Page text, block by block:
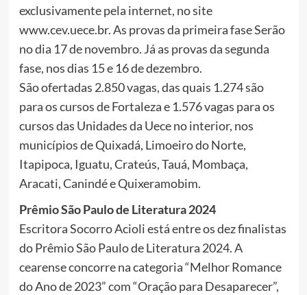
exclusivamente pela internet, no site
www.cev.uece.br. As provas da primeira fase Serão
no dia 17 de novembro. Já as provas da segunda
fase, nos dias 15 e 16 de dezembro.
São ofertadas 2.850 vagas, das quais 1.274 são
para os cursos de Fortaleza e 1.576 vagas para os
cursos das Unidades da Uece no interior, nos
municípios de Quixadá, Limoeiro do Norte,
Itapipoca, Iguatu, Crateús, Tauá, Mombaça,
Aracati, Canindé e Quixeramobim.
Prêmio São Paulo de Literatura 2024
Escritora Socorro Acioli está entre os dez finalistas
do Prêmio São Paulo de Literatura 2024. A
cearense concorre na categoria “Melhor Romance
do Ano de 2023” com “Oração para Desaparecer”,